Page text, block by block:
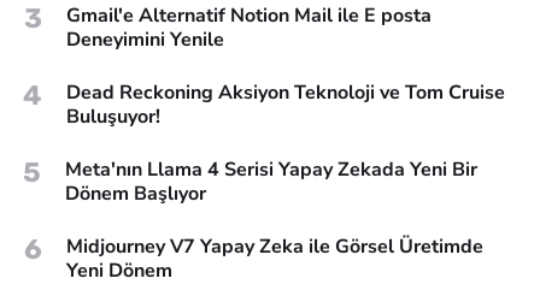
3
Gmail'e Alternatif Notion Mail ile E posta
Deneyimini Yenile
4
Dead Reckoning Aksiyon Teknoloji ve Tom Cruise
Buluşuyor!
5
Meta'nın Llama 4 Serisi Yapay Zekada Yeni Bir
Dönem Başlıyor
6
Midjourney V7 Yapay Zeka ile Görsel Üretimde
Yeni Dönem